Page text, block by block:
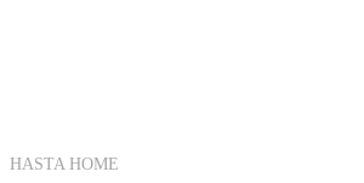
HASTA HOME